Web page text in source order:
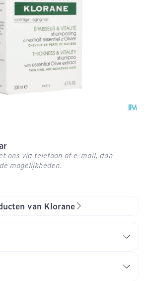
ons via telefoon of e-mail, dan
mogelijkheden.
van Klorane